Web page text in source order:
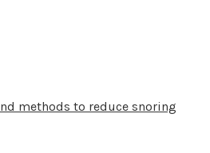
methods to reduce snoring